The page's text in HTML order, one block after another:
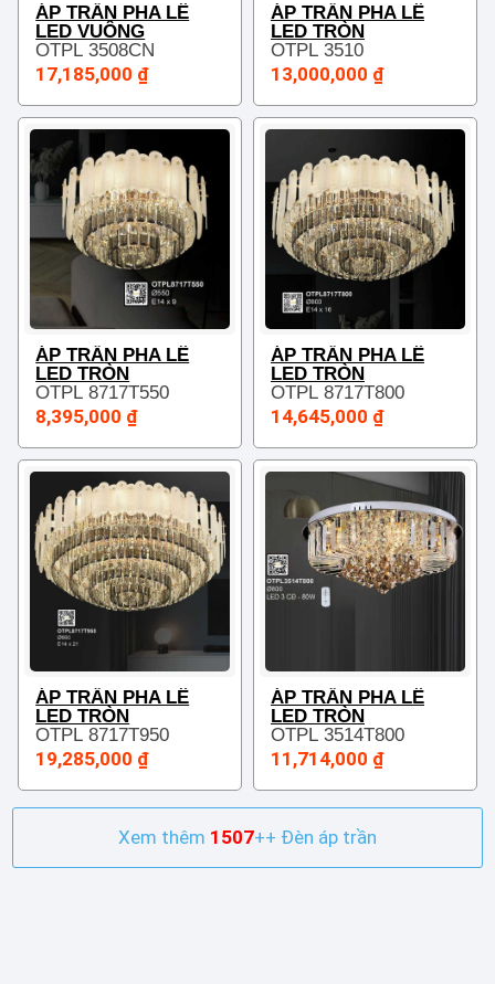
ÁP TRẦN PHA LÊ
LED VUÔNG
OTPL 3508CN
17,185,000 ₫
ÁP TRẦN PHA LÊ
LED TRÒN
OTPL 3510
13,000,000 ₫
ÁP TRẦN PHA LÊ
LED TRÒN
OTPL 8717T550
8,395,000 ₫
ÁP TRẦN PHA LÊ
LED TRÒN
OTPL 8717T800
14,645,000 ₫
ÁP TRẦN PHA LÊ
LED TRÒN
OTPL 8717T950
19,285,000 ₫
ÁP TRẦN PHA LÊ
LED TRÒN
OTPL 3514T800
11,714,000 ₫
Xem thêm 1507++ Đèn áp trần